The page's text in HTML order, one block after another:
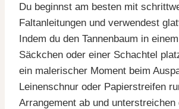
Du beginnst am besten mit
Faltanleitungen und verwendest
Indem du den Tannenbaum in
Säckchen oder einer Schachtel
ein malerischer Moment beim
Leinenschnur oder Papierstreifen
Arrangement ab und unterstreichen